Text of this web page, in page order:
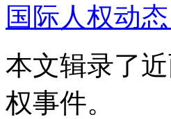
国际人权动
本文辑录了
权事件。